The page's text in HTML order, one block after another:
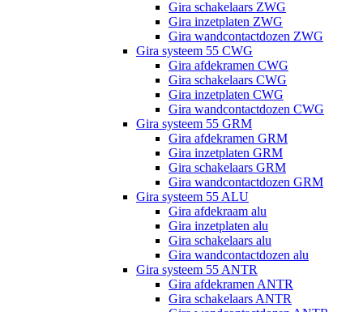
Gira schakelaars ZWG
Gira inzetplaten ZWG
Gira wandcontactdozen ZWG
Gira systeem 55 CWG
Gira afdekramen CWG
Gira schakelaars CWG
Gira inzetplaten CWG
Gira wandcontactdozen CWG
Gira systeem 55 GRM
Gira afdekramen GRM
Gira inzetplaten GRM
Gira schakelaars GRM
Gira wandcontactdozen GRM
Gira systeem 55 ALU
Gira afdekraam alu
Gira inzetplaten alu
Gira schakelaars alu
Gira wandcontactdozen alu
Gira systeem 55 ANTR
Gira afdekramen ANTR
Gira schakelaars ANTR